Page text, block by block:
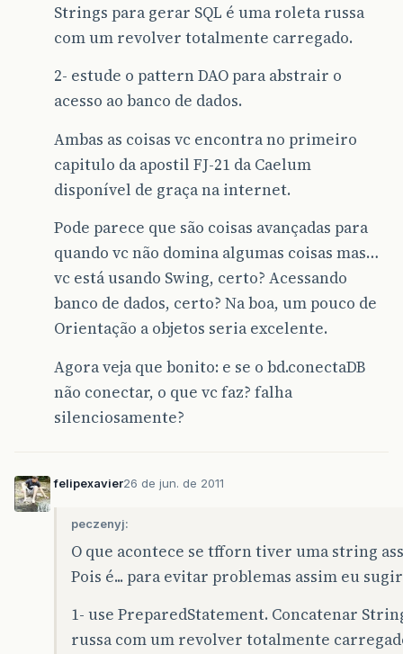
Strings para gerar SQL é uma roleta russa
com um revolver totalmente carregado.
2- estude o pattern DAO para abstrair o
acesso ao banco de dados.
Ambas as coisas vc encontra no primeiro
capitulo da apostil FJ-21 da Caelum
disponível de graça na internet.
Pode parece que são coisas avançadas para
quando vc não domina algumas coisas mas…
vc está usando Swing, certo? Acessando
banco de dados, certo? Na boa, um pouco de
Orientação a objetos seria excelente.
Agora veja que bonito: e se o bd.conectaDB
não conectar, o que vc faz? falha
silenciosamente?
felipexavier26 de jun. de 2011
peczenyj:
O que acontece se tfforn tiver uma string
Pois é... para evitar problemas assim eu
1- use PreparedStatement. Concatenar
russa com um revolver totalmente